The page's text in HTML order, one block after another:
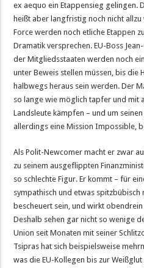
ex aequo ein Etappensieg gelingen.
heißt aber langfristig noch nicht
Force werden noch etliche Etappen
Dramatik versprechen. EU-Boss
der Mitgliedsstaaten werden noch
unter Beweis stellen müssen, bis die
halbwegs heraus sein werden. Der
so lange wie möglich tapfer und mit
Landsleute kämpfen – und um
allerdings eine Mission Impossible,
Als Polit-Newcomer macht er zwar
zu seinem ausgeflippten
so schlechte Figur. Er kommt – für
sympathisch und etwas
bescheuert sein, und wirkt
Deshalb sehen gar nicht so wenige
Union seit Monaten mit seiner
Tsipras hat sich beispielsweise
was die EU-Kollegen bis zur